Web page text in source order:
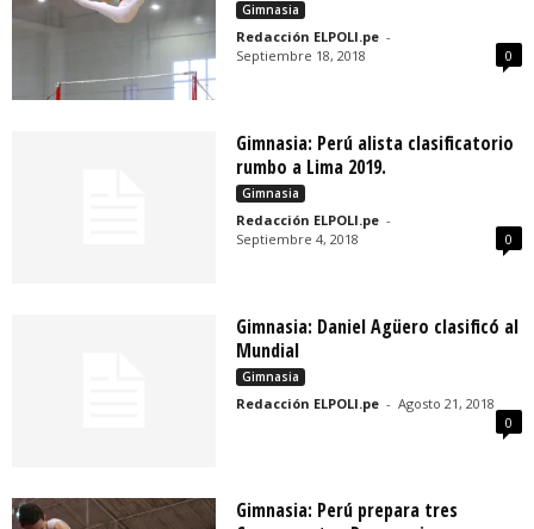
Gimnasia
Redacción ELPOLI.pe -
Septiembre 18, 2018
0
Gimnasia: Perú alista clasificatorio
rumbo a Lima 2019.
Gimnasia
Redacción ELPOLI.pe -
Septiembre 4, 2018
0
Gimnasia: Daniel Agüero clasificó al
Mundial
Gimnasia
Redacción ELPOLI.pe - Agosto 21, 2018
0
Gimnasia: Perú prepara tres